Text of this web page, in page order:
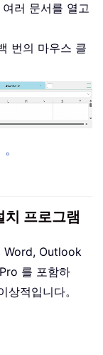
러 문서를 열고
번의 마우스 클
프로그램
Word, Outlook
를 포함하
적입니다。